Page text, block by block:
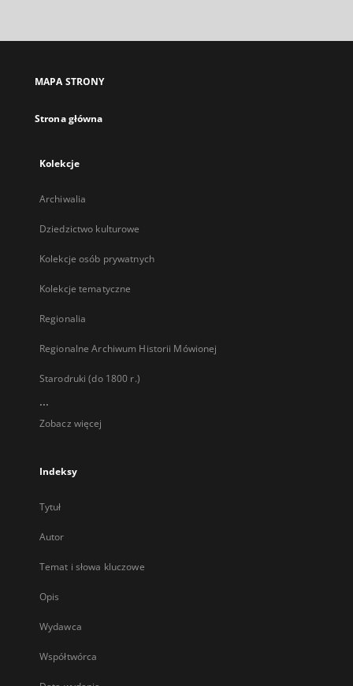
się
karcie
MAPA STRONY
Strona główna
Kolekcje
Archiwalia
Dziedzictwo kulturowe
Kolekcje osób prywatnych
Kolekcje tematyczne
Regionalia
Regionalne Archiwum Historii Mówionej
Starodruki (do 1800 r.)
...
Zobacz więcej
Indeksy
Tytuł
Autor
Temat i słowa kluczowe
Opis
Wydawca
Współtwórca